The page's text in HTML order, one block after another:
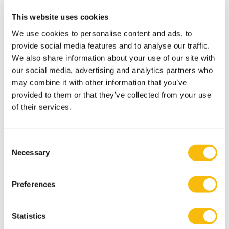
This website uses cookies
We use cookies to personalise content and ads, to
provide social media features and to analyse our traffic.
We also share information about your use of our site with
our social media, advertising and analytics partners who
may combine it with other information that you’ve
provided to them or that they’ve collected from your use
of their services.
Selection
Necessary
Preferences
Statistics
brengen. Van deelnemers krijg ik vaak de vraag hoe zij
mensen in hun organisatie meekrijgen in het
veranderproces. Mijn advies is om mensen aan te
steken met energie en inspirerende ideeën. Ik geloof
echt in het effect van elkaar enthousiasmeren. Zorg
daarnaast voor je eigen zichtbaarheid en vermijd de
valkuil om de blik alleen maar naar buiten te richten.
binnen de organisatie is net zo belangrijk! Geef
daarnaast ook aandacht aan behaalde successen. Zorg
dat je het leuk hebt met elkaar, dan gaat dat vliegwiel
Binnen Business Development draait het om het